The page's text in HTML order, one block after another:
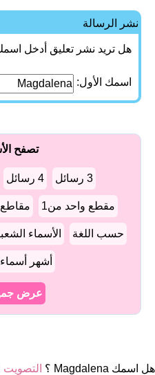
نشر الرسالة
هل تريد نشر تعليق أدخل
اسمك الأول:
تصفح
3 رسائل 4 رسائل
مقطع واحد من1 مقاطع2
حسب اللغة الأسماء
أشهر أسماء
عرض
هل اسمك Magdalena ؟